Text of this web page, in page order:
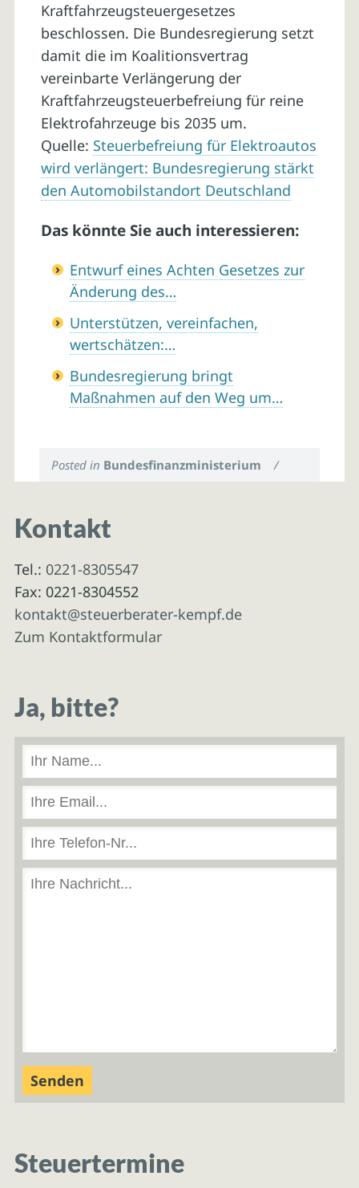
Kraftfahrzeugsteuergesetzes
beschlossen. Die Bundesregierung setzt
damit die im Koalitionsvertrag
vereinbarte Verlängerung der
Kraftfahrzeugsteuerbefreiung für reine
Elektrofahrzeuge bis 2035 um.
Quelle: Steuerbefreiung für Elektroautos
wird verlängert: Bundesregierung stärkt
den Automobilstandort Deutschland
Das könnte Sie auch interessieren:
Entwurf eines Achten Gesetzes zur
Änderung des…
Unterstützen, vereinfachen,
wertschätzen:…
Bundesregierung bringt
Maßnahmen auf den Weg um…
Posted in Bundesfinanzministerium /
Kontakt
Tel.: 0221-8305547
Fax: 0221-8304552
kontakt@steuerberater-kempf.de
Zum Kontaktformular
Ja, bitte?
Steuertermine